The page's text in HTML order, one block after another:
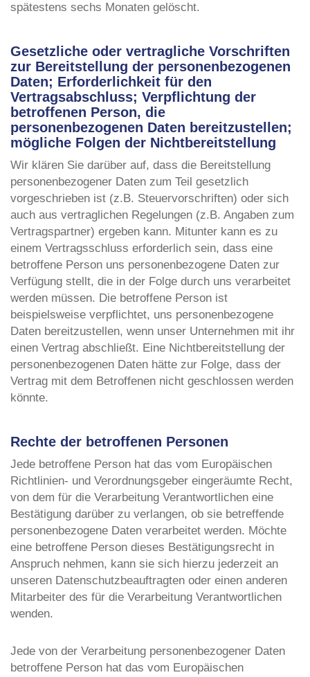
spätestens sechs Monaten gelöscht.
Gesetzliche oder vertragliche Vorschriften
zur Bereitstellung der personenbezogenen
Daten; Erforderlichkeit für den
Vertragsabschluss; Verpflichtung der
betroffenen Person, die
personenbezogenen Daten bereitzustellen;
mögliche Folgen der Nichtbereitstellung
Wir klären Sie darüber auf, dass die Bereitstellung
personenbezogener Daten zum Teil gesetzlich
vorgeschrieben ist (z.B. Steuervorschriften) oder sich
auch aus vertraglichen Regelungen (z.B. Angaben zum
Vertragspartner) ergeben kann. Mitunter kann es zu
einem Vertragsschluss erforderlich sein, dass eine
betroffene Person uns personenbezogene Daten zur
Verfügung stellt, die in der Folge durch uns verarbeitet
werden müssen. Die betroffene Person ist
beispielsweise verpflichtet, uns personenbezogene
Daten bereitzustellen, wenn unser Unternehmen mit ihr
einen Vertrag abschließt. Eine Nichtbereitstellung der
personenbezogenen Daten hätte zur Folge, dass der
Vertrag mit dem Betroffenen nicht geschlossen werden
könnte.
Rechte der betroffenen Personen
Jede betroffene Person hat das vom Europäischen
Richtlinien- und Verordnungsgeber eingeräumte Recht,
von dem für die Verarbeitung Verantwortlichen eine
Bestätigung darüber zu verlangen, ob sie betreffende
personenbezogene Daten verarbeitet werden. Möchte
eine betroffene Person dieses Bestätigungsrecht in
Anspruch nehmen, kann sie sich hierzu jederzeit an
unseren Datenschutzbeauftragten oder einen anderen
Mitarbeiter des für die Verarbeitung Verantwortlichen
wenden.
Jede von der Verarbeitung personenbezogener Daten
betroffene Person hat das vom Europäischen